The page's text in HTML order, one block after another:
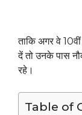
ताकि अगर वे
दें तो उनके पास
रहे।
Table of